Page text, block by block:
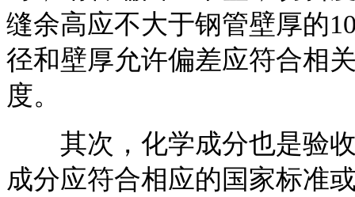
缝余高应不大于钢管壁厚的
径和壁厚允许偏差应符合相
度。
其次，化学成分也是验收
成分应符合相应的国家标准